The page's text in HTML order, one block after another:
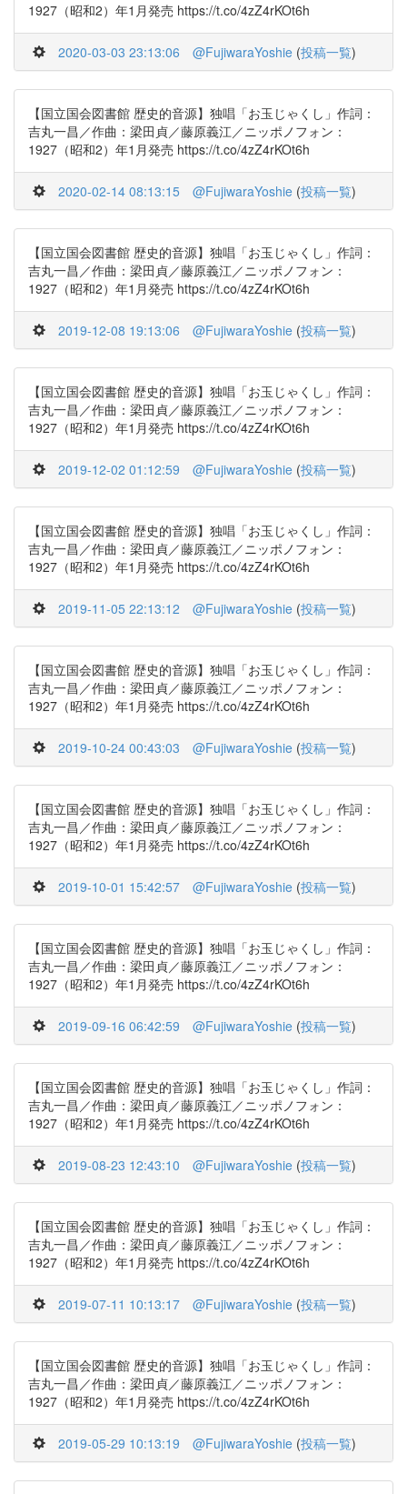
1927（昭和2）年1月発売 https://t.co/4zZ4rKOt6h
2020-03-03 23:13:06 @FujiwaraYoshie (投稿一覧)
【国立国会図書館 歴史的音源】独唱「お玉じゃくし」作詞：
吉丸一昌／作曲：梁田貞／藤原義江／ニッポノフォン：
1927（昭和2）年1月発売 https://t.co/4zZ4rKOt6h
2020-02-14 08:13:15 @FujiwaraYoshie (投稿一覧)
【国立国会図書館 歴史的音源】独唱「お玉じゃくし」作詞：
吉丸一昌／作曲：梁田貞／藤原義江／ニッポノフォン：
1927（昭和2）年1月発売 https://t.co/4zZ4rKOt6h
2019-12-08 19:13:06 @FujiwaraYoshie (投稿一覧)
【国立国会図書館 歴史的音源】独唱「お玉じゃくし」作詞：
吉丸一昌／作曲：梁田貞／藤原義江／ニッポノフォン：
1927（昭和2）年1月発売 https://t.co/4zZ4rKOt6h
2019-12-02 01:12:59 @FujiwaraYoshie (投稿一覧)
【国立国会図書館 歴史的音源】独唱「お玉じゃくし」作詞：
吉丸一昌／作曲：梁田貞／藤原義江／ニッポノフォン：
1927（昭和2）年1月発売 https://t.co/4zZ4rKOt6h
2019-11-05 22:13:12 @FujiwaraYoshie (投稿一覧)
【国立国会図書館 歴史的音源】独唱「お玉じゃくし」作詞：
吉丸一昌／作曲：梁田貞／藤原義江／ニッポノフォン：
1927（昭和2）年1月発売 https://t.co/4zZ4rKOt6h
2019-10-24 00:43:03 @FujiwaraYoshie (投稿一覧)
【国立国会図書館 歴史的音源】独唱「お玉じゃくし」作詞：
吉丸一昌／作曲：梁田貞／藤原義江／ニッポノフォン：
1927（昭和2）年1月発売 https://t.co/4zZ4rKOt6h
2019-10-01 15:42:57 @FujiwaraYoshie (投稿一覧)
【国立国会図書館 歴史的音源】独唱「お玉じゃくし」作詞：
吉丸一昌／作曲：梁田貞／藤原義江／ニッポノフォン：
1927（昭和2）年1月発売 https://t.co/4zZ4rKOt6h
2019-09-16 06:42:59 @FujiwaraYoshie (投稿一覧)
【国立国会図書館 歴史的音源】独唱「お玉じゃくし」作詞：
吉丸一昌／作曲：梁田貞／藤原義江／ニッポノフォン：
1927（昭和2）年1月発売 https://t.co/4zZ4rKOt6h
2019-08-23 12:43:10 @FujiwaraYoshie (投稿一覧)
【国立国会図書館 歴史的音源】独唱「お玉じゃくし」作詞：
吉丸一昌／作曲：梁田貞／藤原義江／ニッポノフォン：
1927（昭和2）年1月発売 https://t.co/4zZ4rKOt6h
2019-07-11 10:13:17 @FujiwaraYoshie (投稿一覧)
【国立国会図書館 歴史的音源】独唱「お玉じゃくし」作詞：
吉丸一昌／作曲：梁田貞／藤原義江／ニッポノフォン：
1927（昭和2）年1月発売 https://t.co/4zZ4rKOt6h
2019-05-29 10:13:19 @FujiwaraYoshie (投稿一覧)